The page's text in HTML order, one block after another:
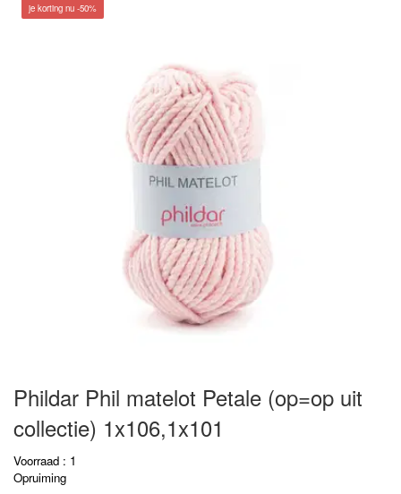
je korting nu -50%
Phildar Phil matelot Petale (op=op uit
collectie) 1x106,1x101
Voorraad : 1
Opruiming